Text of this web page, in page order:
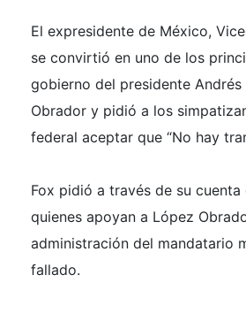
El expresidente de México,
se convirtió en uno de los
gobierno del presidente Andrés
Obrador y pidió a los
federal aceptar que “No hay
Fox pidió a través de su
quienes apoyan a López
administración del mandatario
fallado.